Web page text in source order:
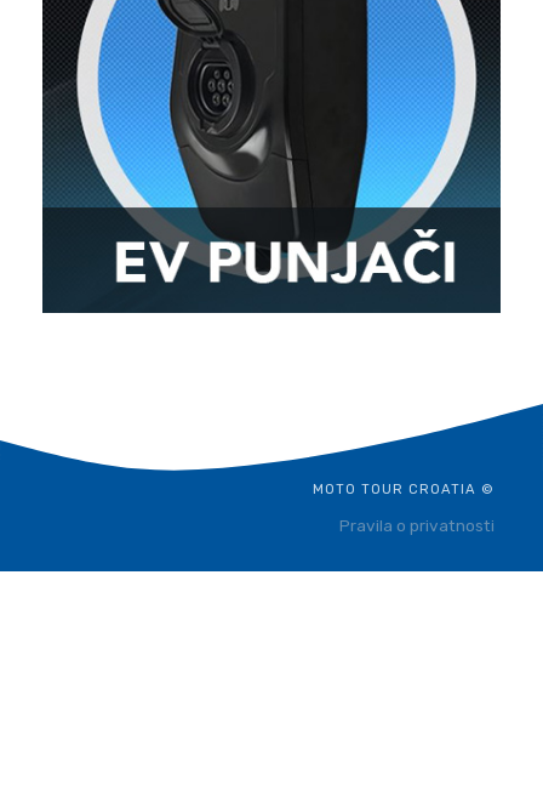
MOTO TOUR CROATIA ©
Pravila o privatnosti